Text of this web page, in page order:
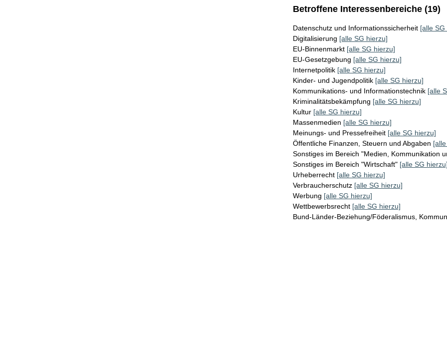
Betroffene Interessenbereiche (19)
Datenschutz und Informationssicherheit [alle
Digitalisierung [alle SG hierzu]
EU-Binnenmarkt [alle SG hierzu]
EU-Gesetzgebung [alle SG hierzu]
Internetpolitik [alle SG hierzu]
Kinder- und Jugendpolitik [alle SG hierzu]
Kommunikations- und Informationstechnik [alle
Kriminalitätsbekämpfung [alle SG hierzu]
Kultur [alle SG hierzu]
Massenmedien [alle SG hierzu]
Meinungs- und Pressefreiheit [alle SG hierzu]
Öffentliche Finanzen, Steuern und Abgaben
Sonstiges im Bereich "Medien, Kommunikation
Sonstiges im Bereich "Wirtschaft" [alle SG
Urheberrecht [alle SG hierzu]
Verbraucherschutz [alle SG hierzu]
Werbung [alle SG hierzu]
Wettbewerbsrecht [alle SG hierzu]
Bund-Länder-Beziehung/Föderalismus,